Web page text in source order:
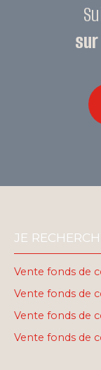
JE
Vente fonds de
Vente fonds de
Vente fonds de
Vente fonds de